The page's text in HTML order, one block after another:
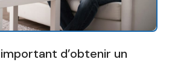
d’obtenir un